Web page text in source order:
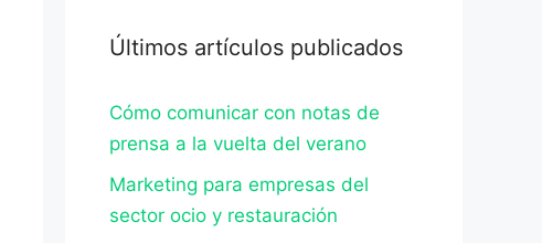
Últimos artículos publicados
Cómo comunicar con notas de
prensa a la vuelta del verano
Marketing para empresas del
sector ocio y restauración